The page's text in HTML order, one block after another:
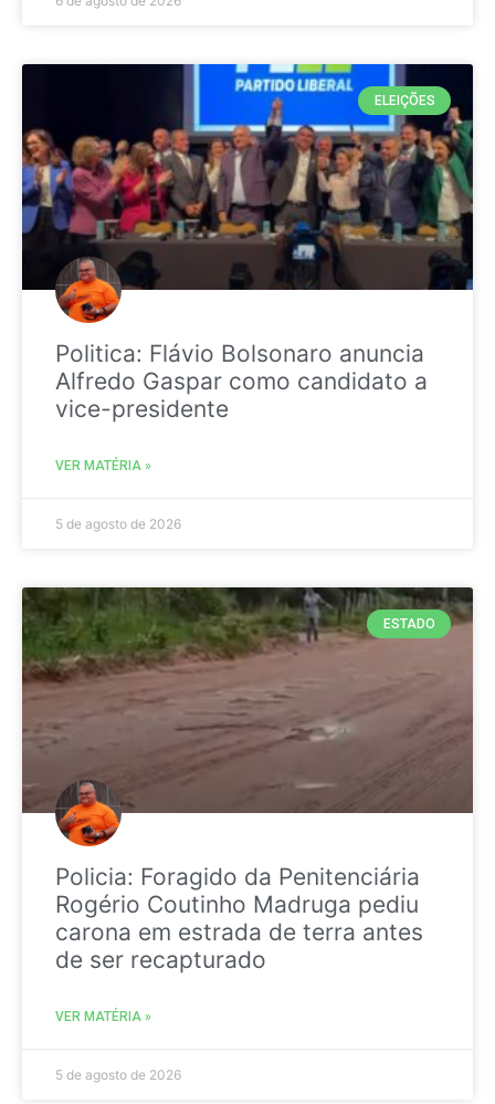
ELEIÇÕES
Politica: Flávio Bolsonaro anuncia
Alfredo Gaspar como candidato a
vice-presidente
VER MATÉRIA »
5 de agosto de 2026
ESTADO
Policia: Foragido da Penitenciária
Rogério Coutinho Madruga pediu
carona em estrada de terra antes
de ser recapturado
VER MATÉRIA »
5 de agosto de 2026